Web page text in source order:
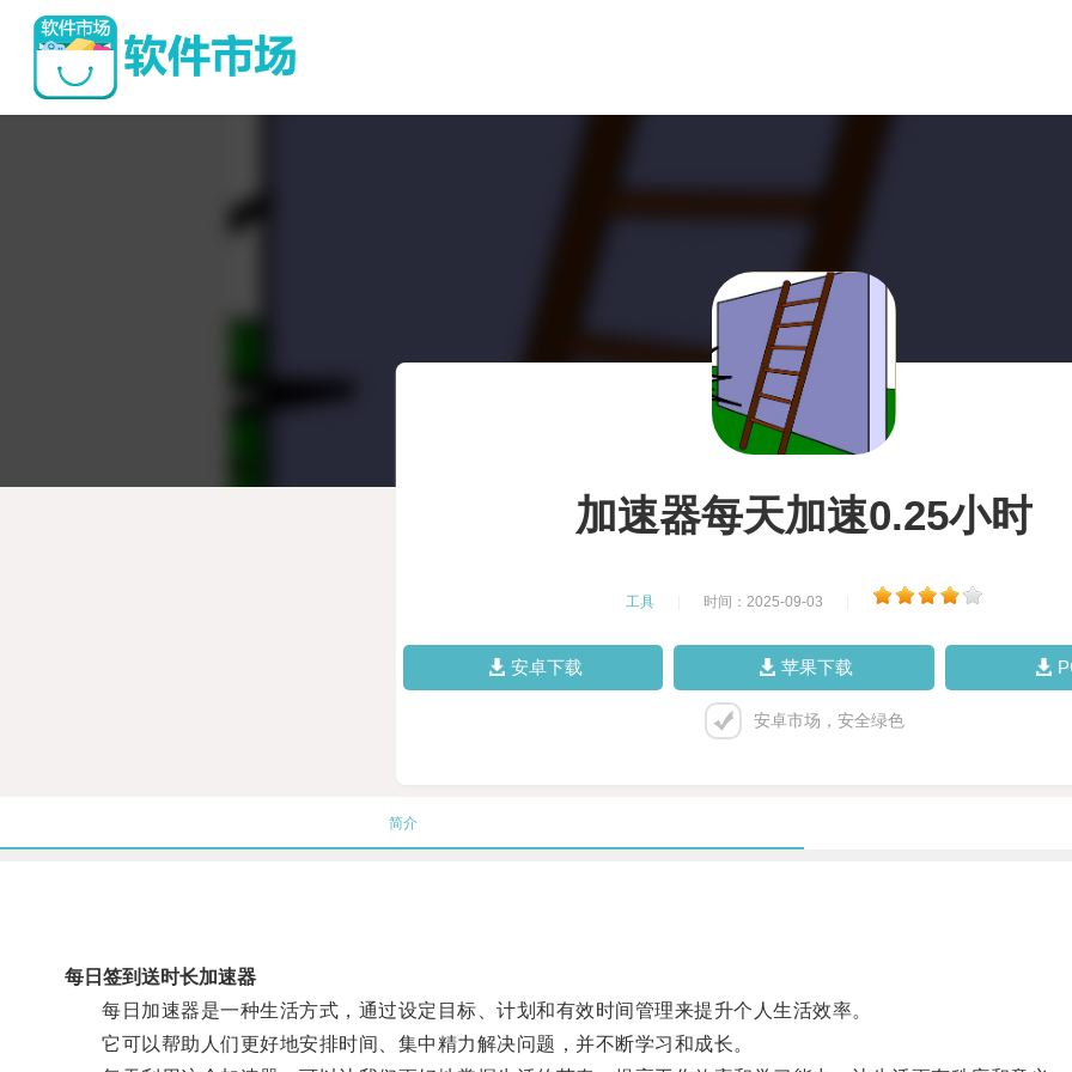
加速器每天加速0.25小时
工具 时间：2025-09-03
安卓下载 苹果下载
安卓市场，安全绿色
简介
每日签到送时长加速器
每日加速器是一种生活方式，通过设定目标、计划和有效时间管理来提升个人生活效率。
它可以帮助人们更好地安排时间、集中精力解决问题，并不断学习和成长。